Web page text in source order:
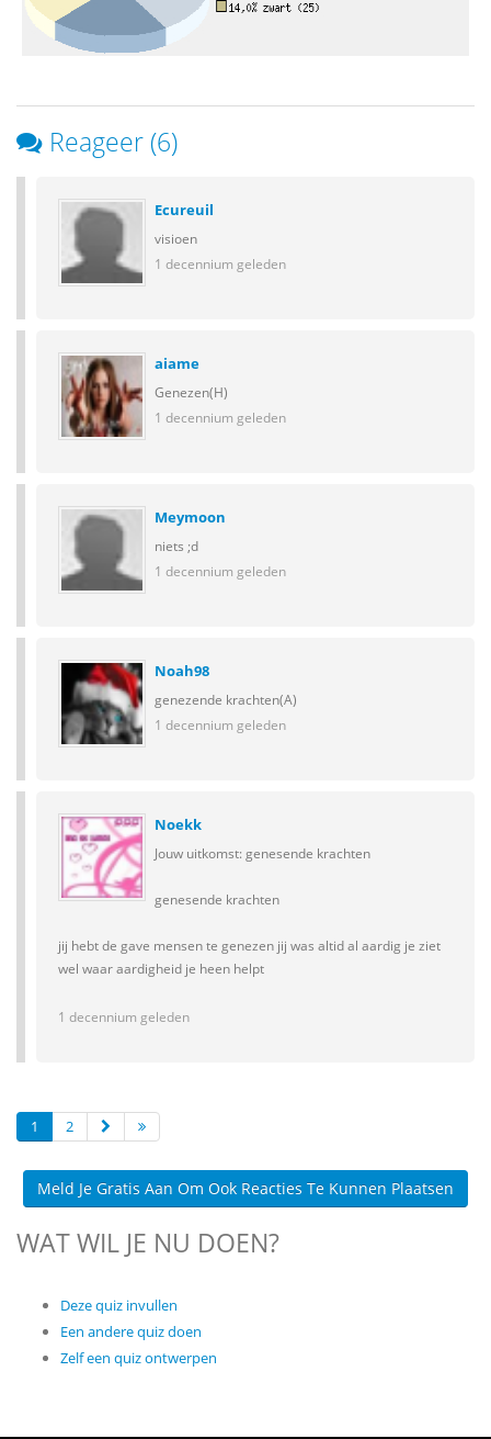
Reageer (6)
Ecureuil
visioen
1 decennium geleden
aiame
Genezen(H)
1 decennium geleden
Meymoon
niets ;d
1 decennium geleden
Noah98
genezende krachten(A)
1 decennium geleden
Noekk
Jouw uitkomst: genesende krachten
genesende krachten
jij hebt de gave mensen te genezen jij was altid al aardig je ziet
wel waar aardigheid je heen helpt
1 decennium geleden
1 2
Meld Je Gratis Aan Om Ook Reacties Te Kunnen Plaatsen
WAT WIL JE NU DOEN?
Deze quiz invullen
Een andere quiz doen
Zelf een quiz ontwerpen